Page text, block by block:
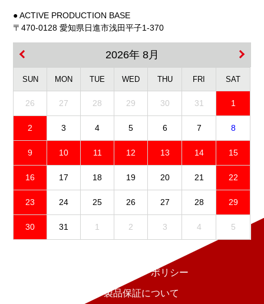
● ACTIVE PRODUCTION BASE
〒470-0128 愛知県日進市浅田平子1-370
2026年 8月
SUN MON TUE WED THU FRI SAT
26 27 28 29 30 31 1
2 3 4 5 6 7 8
9 10 11 12 13 14 15
16 17 18 19 20 21 22
23 24 25 26 27 28 29
30 31 1 2 3 4 5
プライバシーポリシー
製品保証について